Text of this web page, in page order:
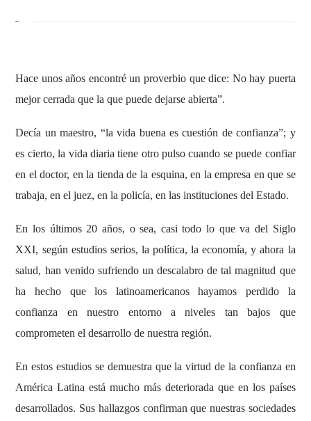
Hace unos años encontré un proverbio que dice: No hay puerta
mejor cerrada que la que puede dejarse abierta”.
Decía un maestro, “la vida buena es cuestión de confianza”; y
es cierto, la vida diaria tiene otro pulso cuando se puede confiar
en el doctor, en la tienda de la esquina, en la empresa en que se
trabaja, en el juez, en la policía, en las instituciones del Estado.
En los últimos 20 años, o sea, casi todo lo que va del Siglo
XXI, según estudios serios, la política, la economía, y ahora la
salud, han venido sufriendo un descalabro de tal magnitud que
ha hecho que los latinoamericanos hayamos perdido la
confianza en nuestro entorno a niveles tan bajos que
comprometen el desarrollo de nuestra región.
En estos estudios se demuestra que la virtud de la confianza en
América Latina está mucho más deteriorada que en los países
desarrollados. Sus hallazgos confirman que nuestras sociedades